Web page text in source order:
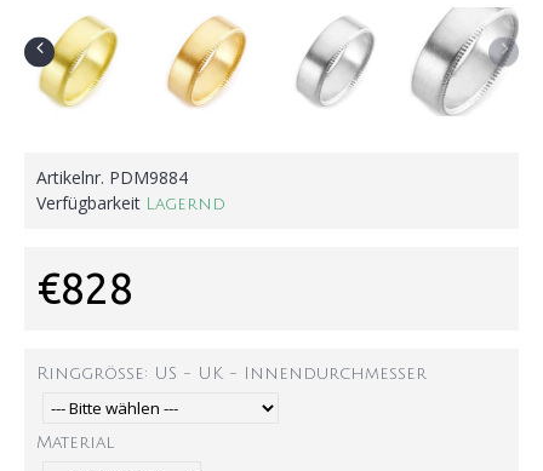
Artikelnr. PDM9884
Verfügbarkeit Lagernd
€828
Ringgröße: US - UK - Innendurchmesser
Material